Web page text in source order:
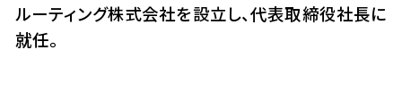
ルーティング株式会社を設立し、代表取締役社長に
就任。